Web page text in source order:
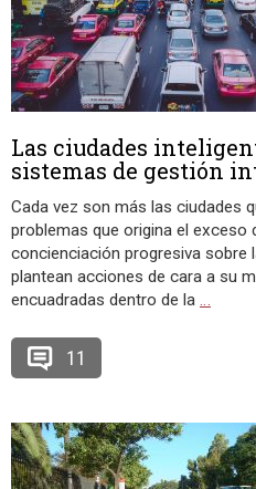
Las ciudades
sistemas de gestión
Cada vez son más las ciudades
problemas que origina el exceso
concienciación progresiva sobre
plantean acciones de cara a su
encuadradas dentro de la …
11